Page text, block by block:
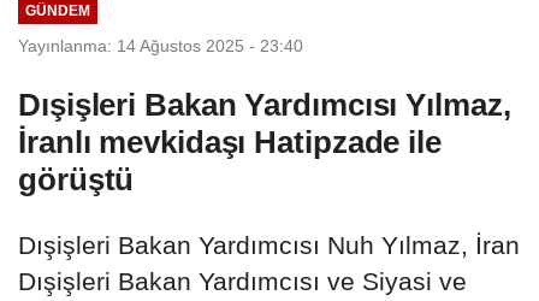
GÜNDEM
Yayınlanma: 14 Ağustos 2025 - 23:40
Dışişleri Bakan Yardımcısı Yılmaz,
İranlı mevkidaşı Hatipzade ile
görüştü
Dışişleri Bakan Yardımcısı Nuh Yılmaz, İran
Dışişleri Bakan Yardımcısı ve Siyasi ve